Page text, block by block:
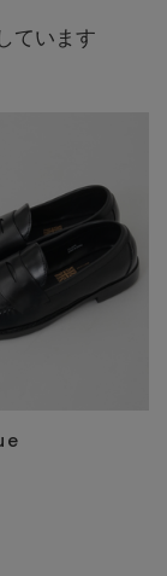
ています